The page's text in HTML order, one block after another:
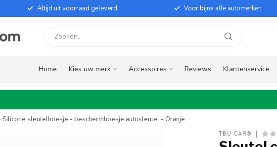
Altijd uit voorraad geleverd Voor bijna alle automerken
Home Kies uw merk Accessoires Reviews Klantenservice
sleutelhoesje - beschermhoesje autosleutel - Oranje
TBU CAR®